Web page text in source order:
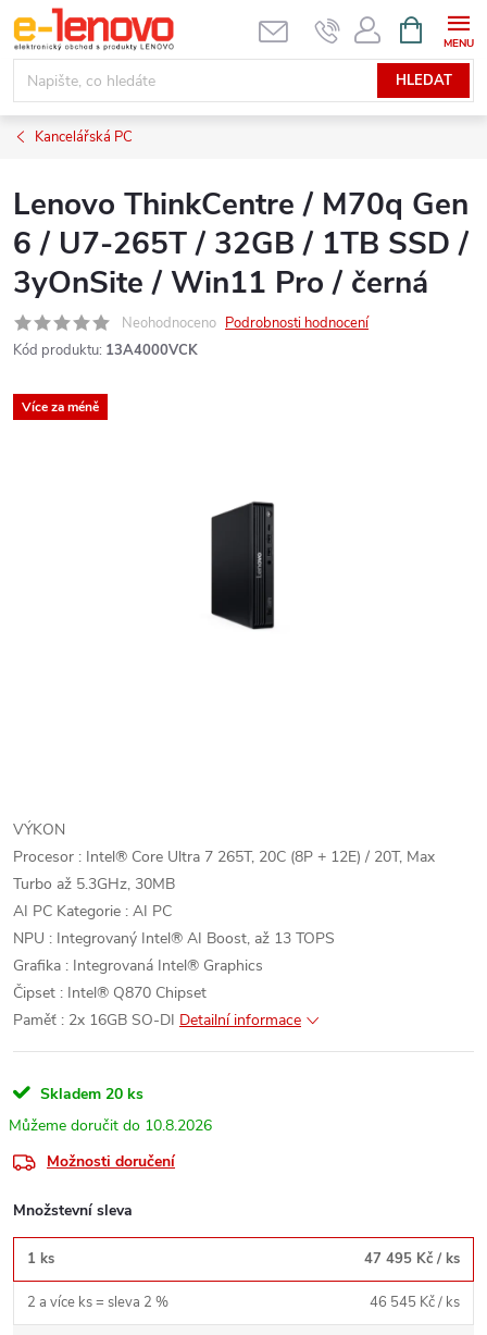
Přejít
na
obsah
HLEDAT
NÁKUPNÍ
KOŠÍK
Kancelářská PC
Lenovo ThinkCentre / M70q Gen
6 / U7-265T / 32GB / 1TB SSD /
3yOnSite / Win11 Pro / černá
Neohodnoceno Podrobnosti hodnocení
Kód produktu: 13A4000VCK
Více za méně
VÝKON
Procesor : Intel® Core Ultra 7 265T, 20C (8P + 12E) / 20T, Max
Turbo až 5.3GHz, 30MB
AI PC Kategorie : AI PC
NPU : Integrovaný Intel® AI Boost, až 13 TOPS
Grafika : Integrovaná Intel® Graphics
Čipset : Intel® Q870 Chipset
Paměť : 2x 16GB SO-DI Detailní informace
Skladem 20 ks
10.8.2026
Možnosti doručení
Množstevní sleva
1 ks 47 495 Kč / ks
2 a více ks = sleva 2 % 46 545 Kč/ ks